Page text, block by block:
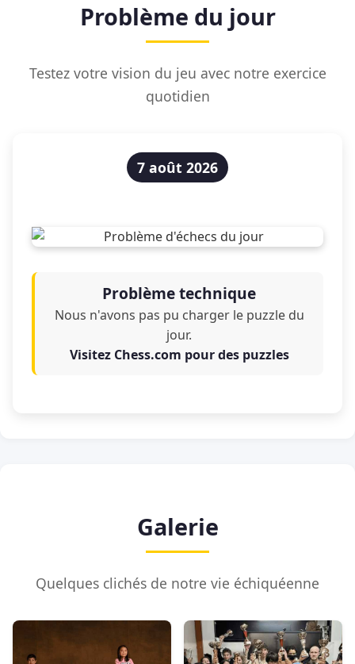
Problème du jour
Testez votre vision du jeu avec notre exercice
quotidien
7 août 2026
Problème technique
Nous n'avons pas pu charger le puzzle du
jour.
Visitez Chess.com pour des puzzles
Galerie
Quelques clichés de notre vie échiquéenne